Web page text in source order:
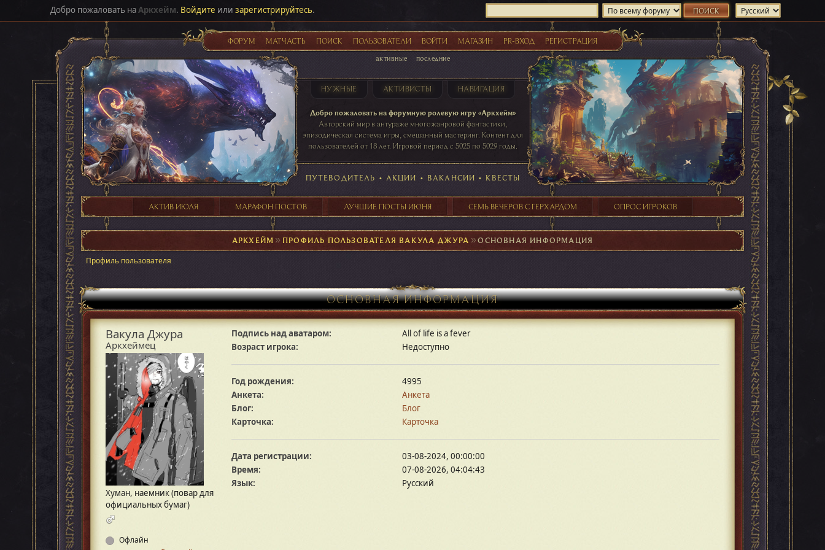
Добро пожаловать наАркхейм. Войдите или зарегистрируйтесь.
ФОРУМ МАТЧАСТЬ ПОИСК ПОЛЬЗОВАТЕЛИ ВОЙТИ МАГАЗИН PR-ВХОД РЕГИСТРАЦИЯ
активные последние
НУЖНЫЕ АКТИВИСТЫ НАВИГАЦИЯ
Добро пожаловать на форумную ролевую игру «Аркхейм»
Авторский мир в антураже многожанровой фантастики,
эпизодическая система игры, смешанный мастеринг. Контент для
пользователей от 18 лет. Игровой период с 5025 по 5029 годы.
таблице игровой активности
41 ПОСТОВ 31 ПОСТОВ 29 ПОСТОВ 24 ПОСТОВ
ПУТЕВОДИТЕЛЬ • АКЦИИ • ВАКАНСИИ • КВЕСТЫ
АКТИВ ИЮЛЯ МАРАФОН ПОСТОВ ЛУЧШИЕ ПОСТЫ ИЮНЯ СЕМЬ ВЕЧЕРОВ С ГЕРХАРДОМ ОПРОС ИГРОКОВ
АРКХЕЙМ ►ПРОФИЛЬ ПОЛЬЗОВАТЕЛЯ ВАКУЛА ДЖУРА ►ОСНОВНАЯ ИНФОРМАЦИЯ
Профиль пользователя
ОСНОВНАЯ ИНФОРМАЦИЯ
Вакула Джура
Аркхеймец
Хуман, наемник (повар для
официальных бумаг)
Офлайн
Подпись над аватаром:
All of life is a fever
Возраст игрока:
Недоступно
Год рождения:
4995
Анкета:
Анкета
Блог:
Блог
Карточка:
Карточка
Дата регистрации:
03-08-2024, 00:00:00
Время:
07-08-2026, 04:04:43
Язык:
Русский